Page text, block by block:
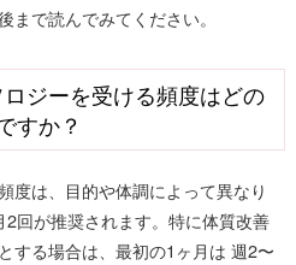
で読んでみてください。
ジーを受ける頻度はどの
すか？
度は、目的や体調によって異なり
回が推奨されます。特に体質改善
する場合は、最初の1ヶ月は 週2〜